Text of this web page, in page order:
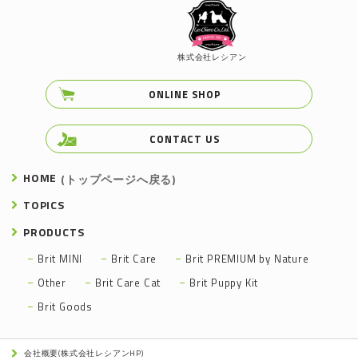
株式会社レシアン
ONLINE SHOP
CONTACT US
HOME (トップページへ戻る)
TOPICS
PRODUCTS
Brit MINI Brit Care
Brit PREMIUM by Nature
Other
Brit Care Cat
Brit Puppy Kit
Brit Goods
会社概要(株式会社レシアンHP)